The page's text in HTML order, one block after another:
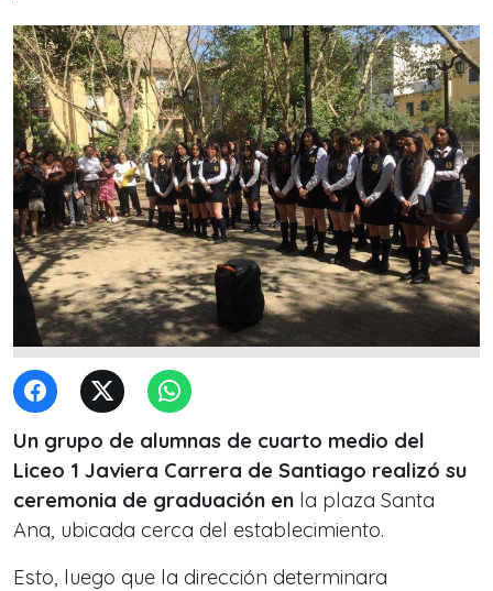
Un grupo de alumnas de cuarto medio del
Liceo 1 Javiera Carrera de Santiago realizó su
ceremonia de graduación en la plaza Santa
Ana, ubicada cerca del establecimiento.
Esto, luego que la dirección determinara